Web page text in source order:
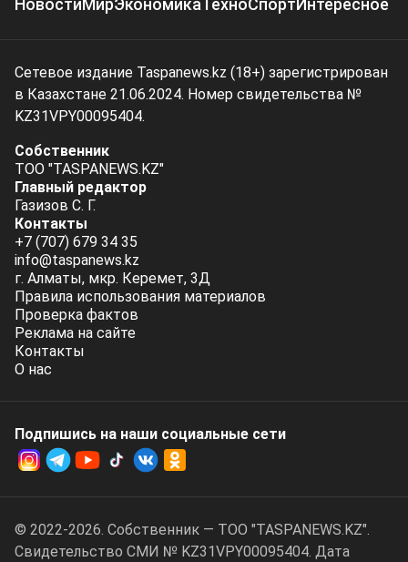
НовостиМирЭкономикаТехноСпортИнтересное
Сетевое издание Taspanews.kz (18+) зарегистрирован
в Казахстане 21.06.2024. Номер свидетельства №
KZ31VPY00095404.
Собственник
ТОО "TASPANEWS.KZ"
Главный редактор
Газизов С. Г.
Контакты
+7 (707) 679 34 35
info@taspanews.kz
г. Алматы, мкр. Керемет, 3Д
Правила использования материалов
Проверка фактов
Реклама на сайте
Контакты
О нас
Подпишись на наши социальные cети
© 2022-2026. Собственник — ТОО "TASPANEWS.KZ".
Cвидетельство СМИ № KZ31VPY00095404. Дата